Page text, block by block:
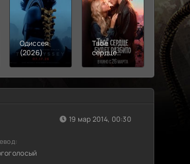
Одиссея
(2026)
Твое
сердце
будет
(2026)
Моана
(2026)
19 мар 2014, 00:30